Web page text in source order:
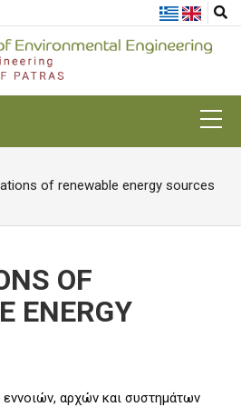
of renewable energy sources
OF
ENERGY
αρχών και συστημάτων